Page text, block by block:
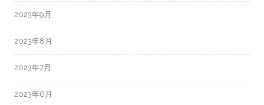
2023年9月
2023年8月
2023年7月
2023年6月